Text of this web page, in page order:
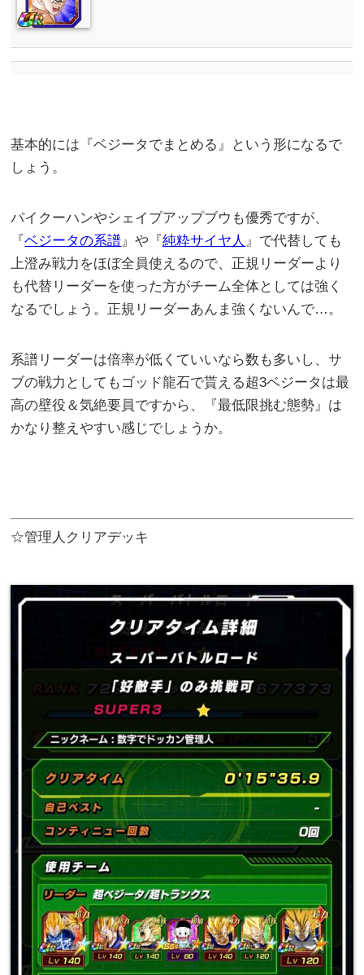
基本的には『ベジータでまとめる』という形になるで
しょう。
パイクーハンやシェイプアップブウも優秀ですが、
『ベジータの系譜 』や『純粋サイヤ人 』で代替しても
上澄み戦力をほぼ全員使えるので、正規リーダーより
も代替リーダーを使った方がチーム全体としては強く
なるでしょう。正規リーダーあんま強くないんで…。
系譜リーダーは倍率が低くていいなら数も多いし、サ
ブの戦力としてもゴッド龍石で貰える超3ベジータは最
高の壁役＆気絶要員ですから、『最低限挑む態勢』は
かなり整えやすい感じでしょうか。
☆管理人クリアデッキ